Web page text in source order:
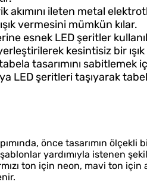
akımını ileten metal
vermesini mümkün kılar.
esnek LED şeritler
kesintisiz bir
tasarımını sabitlemek
LED şeritleri taşıyarak
önce tasarımın ölçekli
yardımıyla istenen
ton için neon, mavi ton için